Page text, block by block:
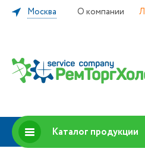
Москва О компании
Каталог продукции